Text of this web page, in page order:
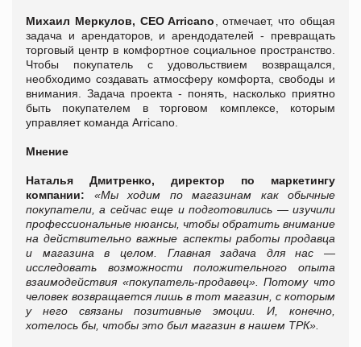
Михаил Меркулов, CEO Arricano, отмечает, что общая
задача и арендаторов, и арендодателей - превращать
торговый центр в комфортное социальное пространство.
Чтобы покупатель с удовольствием возвращался,
необходимо создавать атмосферу комфорта, свободы и
внимания. Задача проекта - понять, насколько приятно
быть покупателем в торговом комплексе, которым
управляет команда Arricano.
Мнение
Наталья Дмитренко, директор по маркетингу
компании:
«Мы ходим по магазинам как обычные
покупатели, а сейчас еще и подготовились — изучили
профессиональные нюансы, чтобы обратить внимание
на действительно важные аспекты работы продавца
и магазина в целом. Главная задача для нас —
исследовать возможности положительного опыта
взаимодействия «покупатель-продавец». Потому что
человек возвращается лишь в тот магазин, с которым
у него связаны позитивные эмоции. И, конечно,
хотелось бы, чтобы это был магазин в нашем ТРК».